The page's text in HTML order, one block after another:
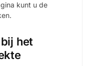
kunt u de
het